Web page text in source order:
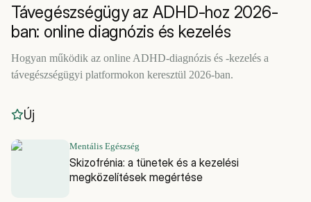
Távegészségügy az ADHD-hoz 2026-
ban: online diagnózis és kezelés
Hogyan működik az online ADHD-diagnózis és -kezelés a
távegészségügyi platformokon keresztül 2026-ban.
Új
Mentális Egészség
Skizofrénia: a tünetek és a kezelési
megközelítések megértése